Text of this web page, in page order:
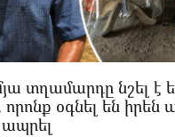
տղամարդը նշել է
օգնել են իրեն